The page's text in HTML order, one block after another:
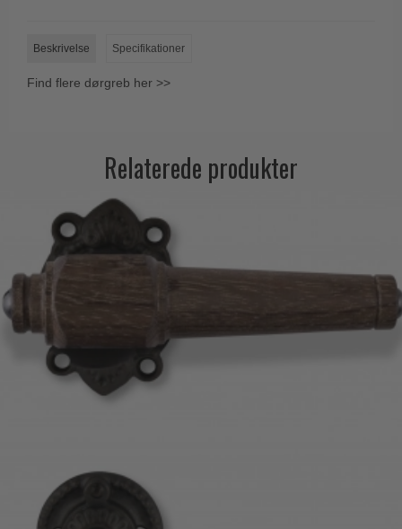
Beskrivelse Specifikationer
Find flere dørgreb her >>
Relaterede produkter